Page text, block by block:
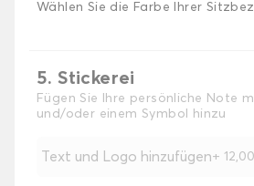
Wählen Sie die Farbe Ihrer
5. Stickerei
Fügen Sie Ihre persönliche Note
und/oder einem Symbol hinzu
Text und Logo hinzufügen +